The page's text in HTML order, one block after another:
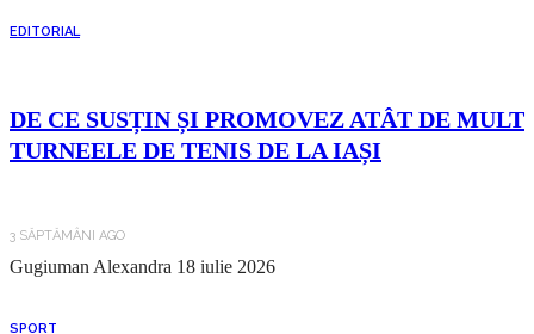
EDITORIAL
DE CE SUSȚIN ȘI PROMOVEZ ATÂT DE MULT
TURNEELE DE TENIS DE LA IAȘI
3 SĂPTĂMÂNI AGO
Gugiuman Alexandra 18 iulie 2026
SPORT